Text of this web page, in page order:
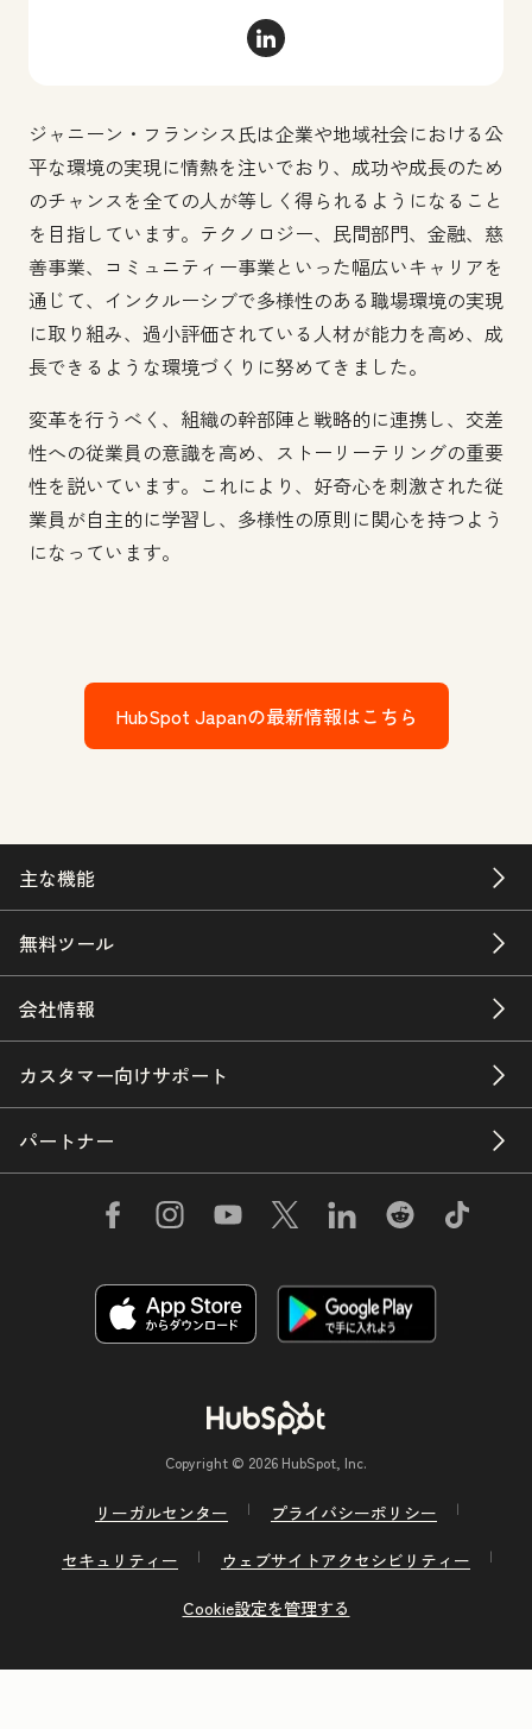
ジャニーン・フランシス
ジャニーン・フランシス氏は企業や地域社会における公
平な環境の実現に情熱を注いでおり、成功や成長のため
のチャンスを全ての人が等しく得られるようになること
を目指しています。テクノロジー、民間部門、金融、慈
善事業、コミュニティー事業といった幅広いキャリアを
通じて、インクルーシブで多様性のある職場環境の実現
に取り組み、過小評価されている人材が能力を高め、成
長できるような環境づくりに努めてきました。
変革を行うべく、組織の幹部陣と戦略的に連携し、交差
性への従業員の意識を高め、ストーリーテリングの重要
性を説いています。これにより、好奇心を刺激された従
業員が自主的に学習し、多様性の原則に関心を持つよう
になっています。
HubSpot Japanの最新情報はこちら
主な機能
無料ツール
会社情報
カスタマー向けサポート
パートナー
Copyright © 2026 HubSpot, Inc.
リーガルセンター
プライバシーポリシー
セキュリティー
ウェブサイトアクセシビリティー
Cookie設定を管理する